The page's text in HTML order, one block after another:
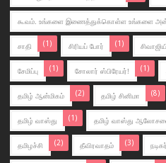
கூவம். உங்களை இணைத்துக்கொள்ள உங்களை
சாதி (1) சிரியப் போர் (1)
சேமிப்பு (1) சோலார் ஸ்பிரேயர்! (1)
தமிழ் ஆன்மிகம் (2) தமிழ் சினிமா (8)
தமிழ் வாஸ்து (1) தமிழ் வாஸ்து
தமிழச்சி‬ (2) தீவிரவாதம் (3)